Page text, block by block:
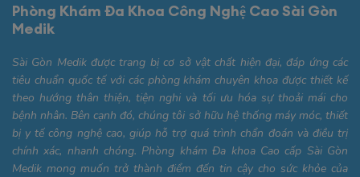
Phòng Khám Đa Khoa Công Nghệ Cao Sài Gòn
Medik
Sài Gòn Medik được trang bị cơ sở vật chất hiện đại, đáp ứng các
tiêu chuẩn quốc tế với các phòng khám chuyên khoa được thiết kế
theo hướng thân thiện, tiện nghi và tối ưu hóa sự thoải mái cho
bệnh nhân. Bên cạnh đó, chúng tôi sở hữu hệ thống máy móc, thiết
bị y tế công nghệ cao, giúp hỗ trợ quá trình chẩn đoán và điều trị
chính xác, nhanh chóng. Phòng khám Đa khoa Cao cấp Sài Gòn
Medik mong muốn trở thành điểm đến tin cậy cho sức khỏe của